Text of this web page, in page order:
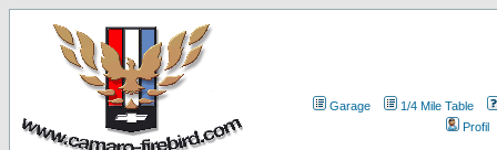
Garage
1/4 Mile Table
Profil